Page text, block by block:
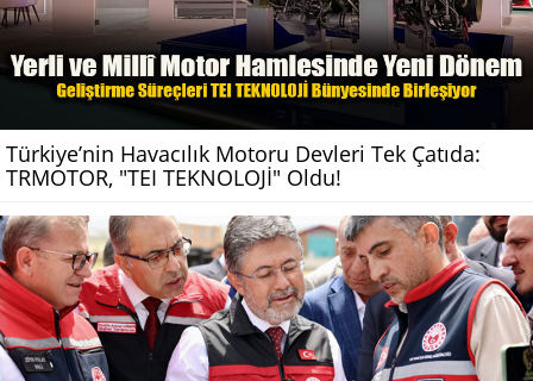
Türkiye’nin Havacılık Motoru Devleri Tek Çatıda:
TRMOTOR, "TEI TEKNOLOJİ" Oldu!